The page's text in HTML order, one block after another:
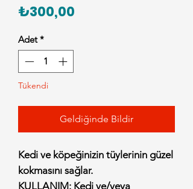
₺300,00
Adet *
Tükendi
Geldiğinde Bildir
Kedi ve köpeğinizin tüylerinin güzel
kokmasını sağlar.
KULLANIM: Kedi ve/veya